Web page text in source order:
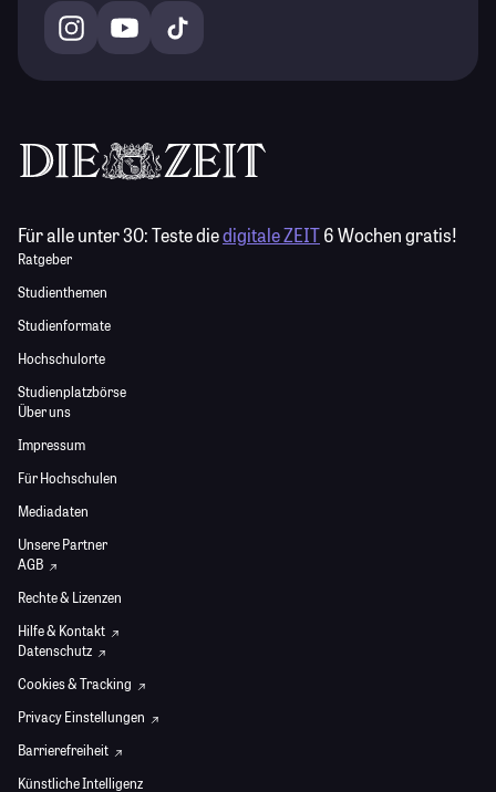
Für alle unter 30:Teste diedigitale ZEIT6 Wochen gratis!
Ratgeber
Studienthemen
Studienformate
Hochschulorte
Studienplatzbörse
Über uns
Impressum
Für Hochschulen
Mediadaten
Unsere Partner
AGB
Rechte & Lizenzen
Hilfe & Kontakt
Datenschutz
Cookies & Tracking
Privacy Einstellungen
Barrierefreiheit
Künstliche Intelligenz